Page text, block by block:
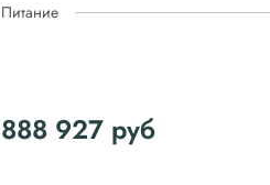
Питание
888 927руб